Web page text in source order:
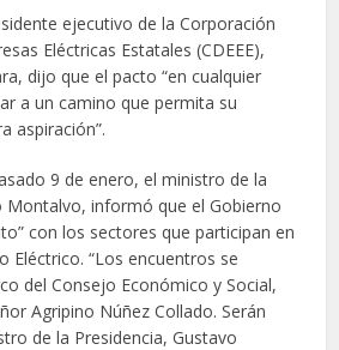
ejecutivo de la Corporación
Eléctricas Estatales (CDEEE),
dijo que el pacto “en cualquier
a un camino que permita su
aspiración”.
9 de enero, el ministro de la
Montalvo, informó que el Gobierno
con los sectores que participan en
Eléctrico. “Los encuentros se
del Consejo Económico y Social,
Agripino Núñez Collado. Serán
de la Presidencia, Gustavo